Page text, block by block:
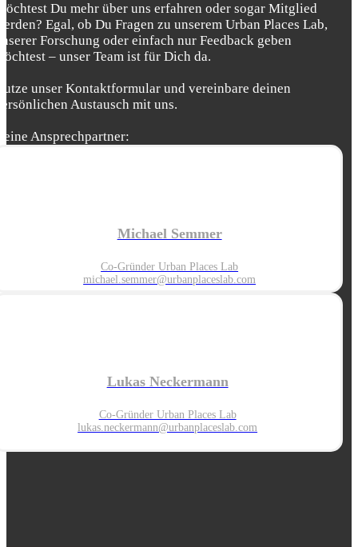
Du mehr über uns erfahren oder sogar Mitglied
Egal, ob Du Fragen zu unserem Urban Places Lab,
Forschung oder einfach nur Feedback geben
– unser Team ist für Dich da.
unser Kontaktformular und vereinbare deinen
Austausch mit uns.
Ansprechpartner:
Michael Semmer
Co-Gründer Urban Places Lab
michael.semmer@urbanplaceslab.com
Lukas Neckermann
Co-Gründer Urban Places Lab
lukas.neckermann@urbanplaceslab.com